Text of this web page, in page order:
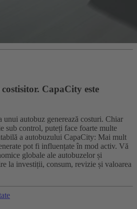
CapaCity este
autobuz generează costuri. Chiar
sub control, puteți face foarte multe
a autobuzului CapaCity: Mai mult
pot fi influențate în mod activ. Vă
globale ale autobuzelor și
la investiții, consum, revizie și valoarea